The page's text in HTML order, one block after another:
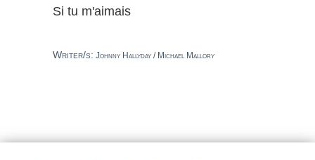
Si tu m'aimais
Writer/s: Johnny Hallyday / Michael Mallory